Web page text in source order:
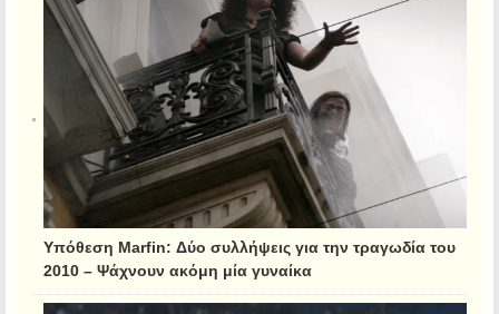
Υπόθεση Marfin: Δύο συλλήψεις για την τραγωδία του
2010 – Ψάχνουν ακόμη μία γυναίκα